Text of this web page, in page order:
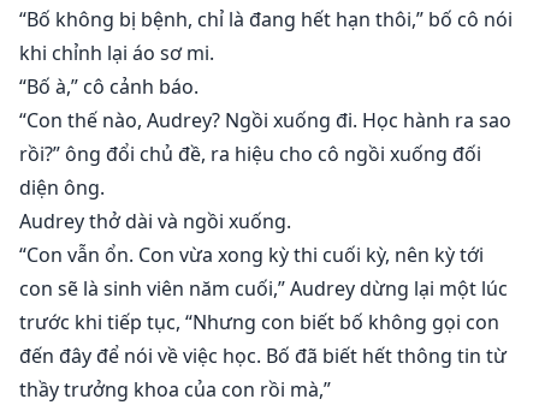
“Bố không bị bệnh, chỉ là đang hết hạn thôi,” bố cô nói
khi chỉnh lại áo sơ mi.
“Bố à,” cô cảnh báo.
“Con thế nào, Audrey? Ngồi xuống đi. Học hành ra sao
rồi?” ông đổi chủ đề, ra hiệu cho cô ngồi xuống đối
diện ông.
Audrey thở dài và ngồi xuống.
“Con vẫn ổn. Con vừa xong kỳ thi cuối kỳ, nên kỳ tới
con sẽ là sinh viên năm cuối,” Audrey dừng lại một lúc
trước khi tiếp tục, “Nhưng con biết bố không gọi con
đến đây để nói về việc học. Bố đã biết hết thông tin từ
thầy trưởng khoa của con rồi mà,”